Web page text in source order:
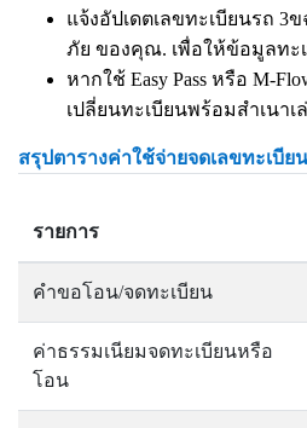
แจ้งอัปเดตเลขทะเบียนรถ 3
ภัย ของคุณ. เพื่อให้ข้อมูลทะ
หากใช้ Easy Pass หรือ M-
เปลี่ยนทะเบียนพร้อมสำเนา
สรุปตารางค่าใช้จ่ายจดเลขทะเบีย
รายการ
คำขอโอน/จดทะเบียน
ค่าธรรมเนียมจดทะเบียนหรือ
โอน